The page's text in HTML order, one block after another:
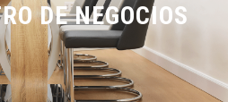
DE NEGOCIOS